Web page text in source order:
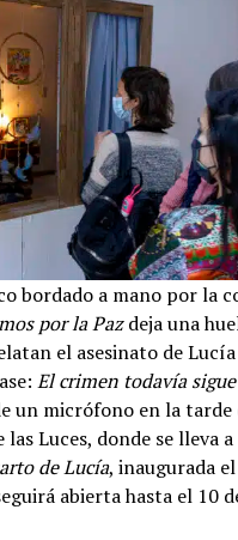
bordado a mano por la
por la Pazdeja una
el asesinato de Lucía
El crimen todavía
un micrófono en la tarde
las Luces, donde se lleva
de Lucía, inaugurada
abierta hasta el 10